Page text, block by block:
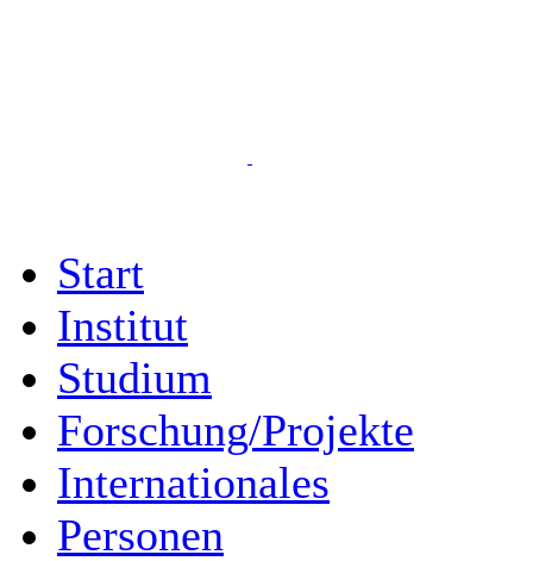
Start
Institut
Studium
Forschung/Projekte
Internationales
Personen